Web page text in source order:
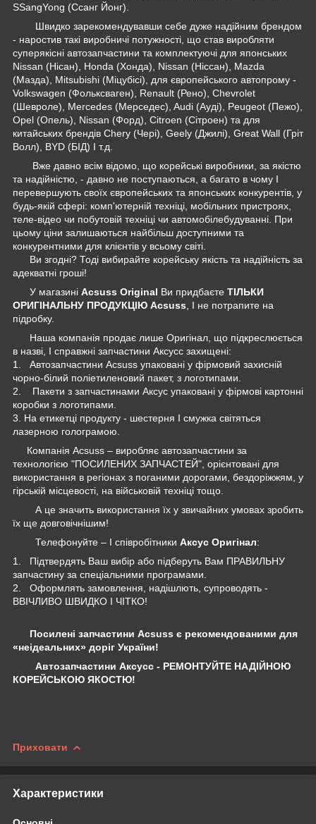
SSangYong (Ссанг Йонг).
Швидко зарекомендувавши себе дуже надійним брендом
- наростив такі виробничі потужності, що став виробляти
суперякісні автозапчастини та комплектуючі для японських
Nissan (Нісан), Honda (Хонда), Nissan (Ніссан), Mazda
(Мазда), Mitsubishi (Міцубісі), для європейського автопрому -
Volkswagen (Фольксваген), Renault (Рено), Chevrolet
(Шевроле), Mercedes (Мерседес), Audi (Ауді), Peugeot (Пежо),
Opel (Опель), Nissan (Форд), Citroen (Сітроен) та для
китайських брендів Chery (Чері), Geely (Джилі), Great Wall (Гріт
Волл), BYD (БІД) І т.д.
Вже давно всім відомо, що корейські виробники, за якістю
та надійністю, - давно не поступаються, а багато в чому І
перевершують своїх європейських та японських конкурентів, у
будь-якій сфері: комп'ютерній техніці, мобільних пристроях,
теле-відео чи побутовій техніці чи автомобілебудуванні. При
цьому ціни залишаються найбільш доступними та
конкурентними для клієнтів у всьому світі.
Ви згодні? Тоді вибирайте корейську якість та надійність за
адекватні гроші!
У магазині Acsuss Original Ви придбаєте ТІЛЬКИ
ОРИГІНАЛЬНУ ПРОДУКЦІЮ Acsuss , І не потрапите на
підробку.
Наша компанія продає лише Оригінал, що підкреслюється
в назві, І справжні запчастини Аксусс захищені:
1. Автозапчастини Acsuss упаковані у фірмовий захисній
чорно-білий поліетиленовий пакет, з логотипами.
2. Пакети з запчастинами Аксус упаковані у фірмові картонні
коробки з логотипами.
3. На етикетці продукту - шестерня І смужка світяться
лазерною голограмою.
Компанія Acsuss – виробляє автозапчастини за
технологією "ПОСИЛЕНИХ ЗАПЧАСТЕЙ", орієнтовані для
використання в регіонах з поганими дорогами, бездоріжжям, у
гірській місцевості, на військовій техніці тощо.
А це значить використання їх у звичайних умовах зробить
їх ще довговічнішим!
Телефонуйте – І співробітники Аксус Оригінал:
1. Підтвердять Ваш вибір або підберуть Вам ПРАВИЛЬНУ
запчастину за спеціальними програмами.
2. Оформлять замовлення, надішлють, супроводять -
ВВІЧЛИВО ШВИДКО І ЧІТКО!
Посилені запчастини Acsuss є рекомендованими для
«неідеальних» доріг України!
Автозапчастини Аксусс - РЕМОНТУЙТЕ НАДІЙНОЮ
КОРЕЙСЬКОЮ ЯКОСТЮ!
Приховати
Характеристики